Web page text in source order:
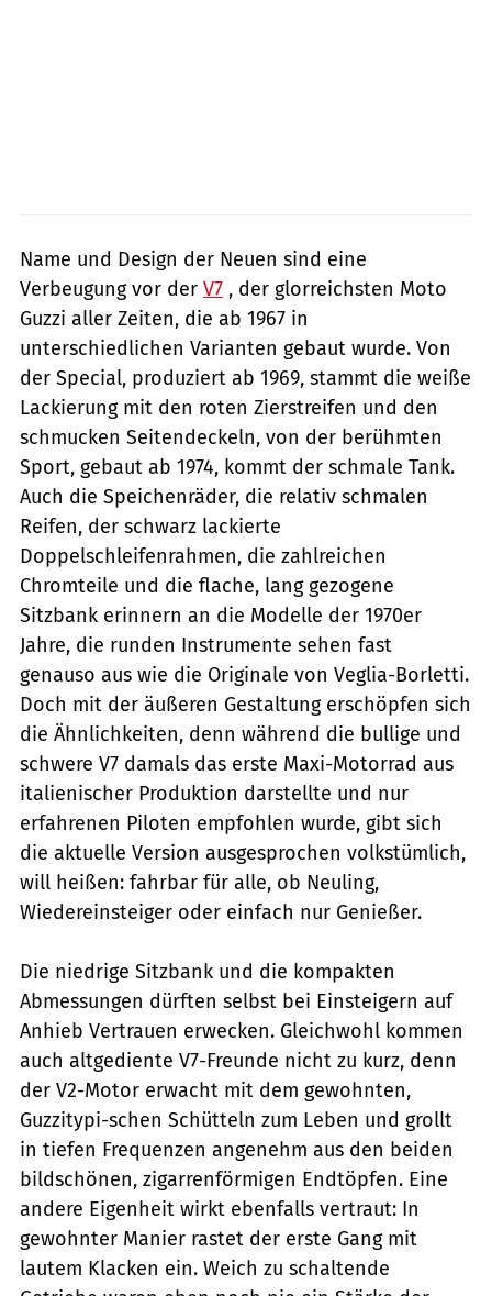
Name und Design der Neuen sind eine
Verbeugung vor der V7 , der glorreichsten Moto
Guzzi aller Zeiten, die ab 1967 in
unterschiedlichen Varianten gebaut wurde. Von
der Special, produziert ab 1969, stammt die weiße
Lackierung mit den roten Zierstreifen und den
schmucken Seitendeckeln, von der berühmten
Sport, gebaut ab 1974, kommt der schmale Tank.
Auch die Speichenräder, die relativ schmalen
Reifen, der schwarz lackierte
Doppelschleifenrahmen, die zahlreichen
Chromteile und die flache, lang gezogene
Sitzbank erinnern an die Modelle der 1970er
Jahre, die runden Instrumente sehen fast
genauso aus wie die Originale von Veglia-Borletti.
Doch mit der äußeren Gestaltung erschöpfen sich
die Ähnlichkeiten, denn während die bullige und
schwere V7 damals das erste Maxi-Motorrad aus
italienischer Produktion darstellte und nur
erfahrenen Piloten empfohlen wurde, gibt sich
die aktuelle Version ausgesprochen volkstümlich,
will heißen: fahrbar für alle, ob Neuling,
Wiedereinsteiger oder einfach nur Genießer.
Die niedrige Sitzbank und die kompakten
Abmessungen dürften selbst bei Einsteigern auf
Anhieb Vertrauen erwecken. Gleichwohl kommen
auch altgediente V7-Freunde nicht zu kurz, denn
der V2-Motor erwacht mit dem gewohnten,
Guzzitypi-schen Schütteln zum Leben und grollt
in tiefen Frequenzen angenehm aus den beiden
bildschönen, zigarrenförmigen Endtöpfen. Eine
andere Eigenheit wirkt ebenfalls vertraut: In
gewohnter Manier rastet der erste Gang mit
lautem Klacken ein. Weich zu schaltende